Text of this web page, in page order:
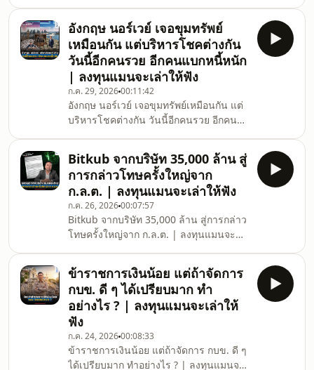
กำล
นี้จีนเปิดตัว AI โมเดลใหม่อย่าง KIMI K3
และการเดิมพันครั้งใหญ่ในอุตสาหกรรม
Hard Tech ท่ามกลางภาพรวมเศรษฐกิจจีน
ที่อาจดูซบเซาในภาคการบริโภค แต่ภาค
เทคโนโลยีกลับเติบโตอย่างก้าวกระโดด
จนกลายเป็นเครื่องจักรเศรษฐกิจใหม่ ที่
รัฐบาลจีนพัฒนาให้เป็นเครื่องยนต์สำคัญ
สำหรับการเติบโตของเศรษฐก
อังกฤษ นอร์เวย์ เจอขุมทรัพย์
เหมือนกัน แต่บริหารโชคต่างกัน
วันนี้อีกคนรวย อีกคนแบกหนี้หนัก
| ลงทุนแมนจะเล่าให้ฟัง
ก.ค. 29, 202600:11:42
อังกฤษ นอร์เวย์ เจอขุมทรัพย์เหมือนกัน แต่
บริหารโชคต่างกัน วันนี้อีกคนรวย อีกคน
หรือไม่ 13.5 ล้านบาท คือมูลค่าความมั่งคั่ง
ขั้นต่ำที่ชาวนอร์เวย์ทุกคนมีตั้งแต่เกิด
ตัวเลขนี้ไม่ได้มาจากความโชคดี แต่เกิด
จากการบริหารจัดการที่ยอดเยี่ยม ผิดกับ
อังกฤษที่เคยได้รับโอกาสทอง แต่กลับเลือก
เส้นทางที่แตกต่าง จนปัจจุบันกลายเป็นสอง
ประเทศที่สถานการณ์ทางเศรษฐกิจห่างกัน
ราวฟ้ากับเหว
Bitkub จากบริษัท 35,000 ล้าน สู่
การกล่าวโทษครั้งใหญ่จาก
ก.ล.ต. | ลงทุนแมนจะเล่าให้ฟัง
ก.ค. 26, 202600:07:57
Bitkub จากบริษัท 35,000 ล้าน สู่การกล่าว
โทษครั้งใหญ่จาก ก.ล.ต. | ลงทุนแมนจะ
เป็นยูนิคอร์นตัวแรก ๆ ของไทย เพราะ
SCBX เคยต้องการซื้อหุ้น Bitkub ด้วยการ
ประเมินมูลค่าบริษัทถึง 35,000 ล้านบาท
โดยยอมจ่าย 17,850 ล้านบาท เพื่อสัดส่วน
หุ้น 51% ใน Bitkub ปี 2564 เป็นปีที่พีกที่สุด
ของ Bitkub ในตอนนั้นสินทรัพย์ดิจิทัลได้
รับความนิยมมาก และเป็นปีที่ Bitkub ได้
ก้าวขึ้นมาเป
ข้าราชการเงินน้อย แต่ถ้าจัดการ
กบข. ดี ๆ ได้เปรียบมาก ทำ
อย่างไร ? | ลงทุนแมนจะเล่าให้
ฟัง
ก.ค. 24, 202600:08:33
ข้าราชการเงินน้อย แต่ถ้าจัดการ กบข. ดี ๆ
ได้เปรียบมาก ทำอย่างไร ? | ลงทุนแมนจะ